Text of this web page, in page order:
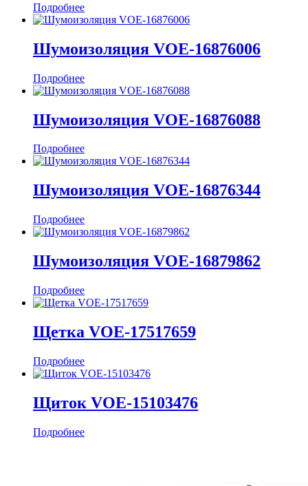
Подробнее
Шумоизоляция VOE-16876006
Подробнее
Шумоизоляция VOE-16876088
Подробнее
Шумоизоляция VOE-16876344
Подробнее
Шумоизоляция VOE-16879862
Подробнее
Щетка VOE-17517659
Подробнее
Щиток VOE-15103476
Подробнее